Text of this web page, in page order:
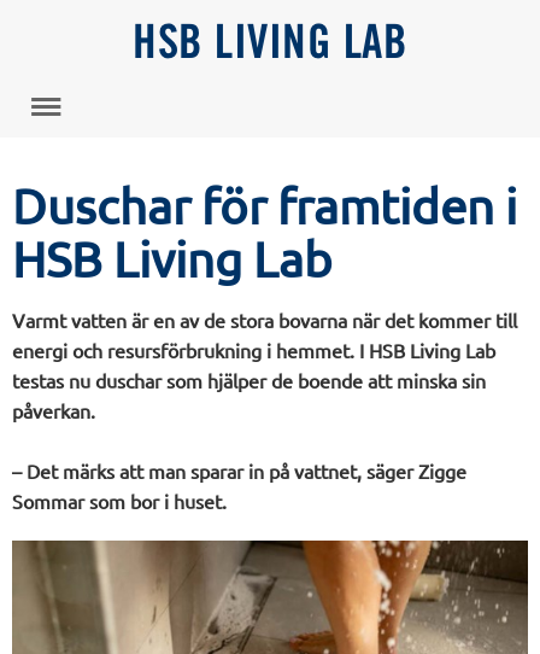
HSB LIVING LAB
Duschar för framtiden i
HSB Living Lab
Varmt vatten är en av de stora bovarna när det kommer till
energi och resursförbrukning i hemmet. I HSB Living Lab
testas nu duschar som hjälper de boende att minska sin
påverkan.
– Det märks att man sparar in på vattnet, säger Zigge
Sommar som bor i huset.